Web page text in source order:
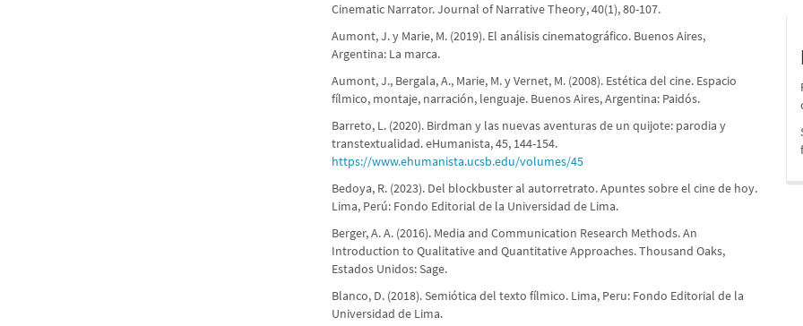
Cinematic Narrator. Journal of Narrative Theory, 40(1), 80-107.
Aumont, J. y Marie, M. (2019). El análisis cinematográfico. Buenos Aires,
Argentina: La marca.
Aumont, J., Bergala, A., Marie, M. y Vernet, M. (2008). Estética del cine. Espacio
fílmico, montaje, narración, lenguaje. Buenos Aires, Argentina: Paidós.
Barreto, L. (2020). Birdman y las nuevas aventuras de un quijote: parodia y
transtextualidad. eHumanista, 45, 144-154.
https://www.ehumanista.ucsb.edu/volumes/45
Bedoya, R. (2023). Del blockbuster al autorretrato. Apuntes sobre el cine de hoy.
Lima, Perú: Fondo Editorial de la Universidad de Lima.
Berger, A. A. (2016). Media and Communication Research Methods. An
Introduction to Qualitative and Quantitative Approaches. Thousand Oaks,
Estados Unidos: Sage.
Blanco, D. (2018). Semiótica del texto fílmico. Lima, Peru: Fondo Editorial de la
Universidad de Lima.